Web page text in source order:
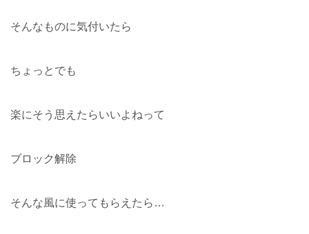
そんなものに気付いたら
ちょっとでも
楽にそう思えたらいいよねって
ブロック解除
そんな風に使ってもらえたら…